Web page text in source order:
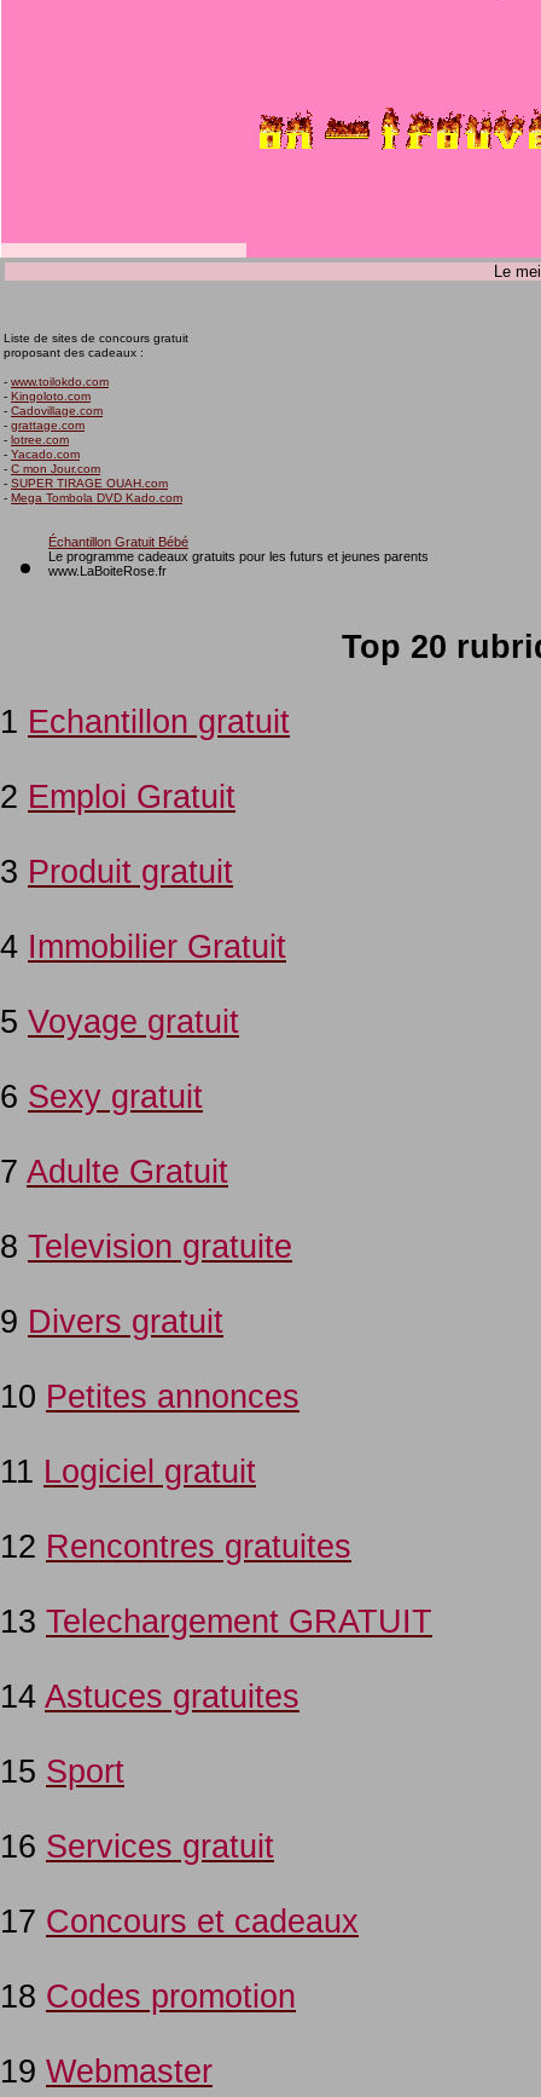
Le
Liste de sites de concours gratuit
proposant des cadeaux :
- www.toilokdo.com
- Kingoloto.com
- Cadovillage.com
- grattage.com
- lotree.com
- Yacado.com
- C mon Jour.com
- SUPER TIRAGE OUAH.com
- Mega Tombola DVD Kado.com
Échantillon Gratuit Bébé
Le programme cadeaux gratuits pour les futurs et jeunes parents
www.LaBoiteRose.fr
Top 20
1 Echantillon gratuit
2 Emploi Gratuit
3 Produit gratuit
4 Immobilier Gratuit
5 Voyage gratuit
6 Sexy gratuit
7 Adulte Gratuit
8 Television gratuite
9 Divers gratuit
10 Petites annonces
11 Logiciel gratuit
12 Rencontres gratuites
13 Telechargement GRATUIT
14 Astuces gratuites
15 Sport
16 Services gratuit
17 Concours et cadeaux
18 Codes promotion
19 Webmaster